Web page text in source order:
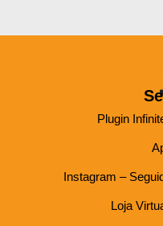
Plugin
Instagram –
Loja